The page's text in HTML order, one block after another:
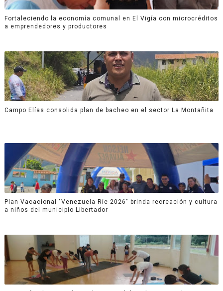
Fortaleciendo la economía comunal en El Vigía con microcréditos
a emprendedores y productores
Campo Elías consolida plan de bacheo en el sector La Montañita
Plan Vacacional "Venezuela Ríe 2026" brinda recreación y cultura
a niños del municipio Libertador